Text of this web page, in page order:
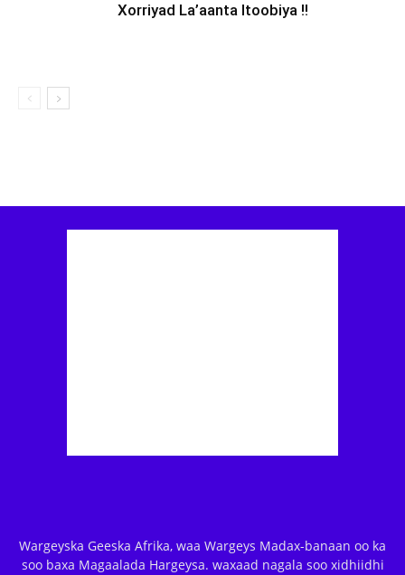
Xorriyad La’aanta Itoobiya !!
Wargeyska Geeska Afrika, waa Wargeys Madax-banaan oo ka
soo baxa Magaalada Hargeysa. waxaad nagala soo xidhiidhi